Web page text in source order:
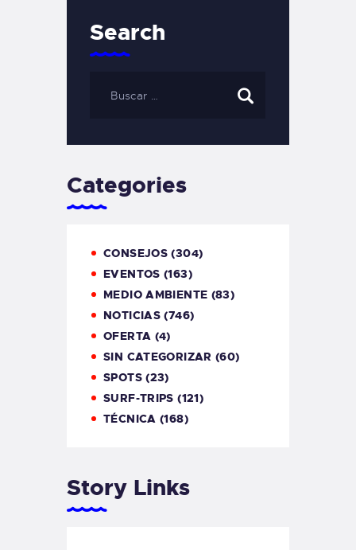
Search
Categories
CONSEJOS (304)
EVENTOS (163)
MEDIO AMBIENTE (83)
NOTICIAS (746)
OFERTA (4)
SIN CATEGORIZAR (60)
SPOTS(23)
SURF-TRIPS (121)
TÉCNICA (168)
Story Links